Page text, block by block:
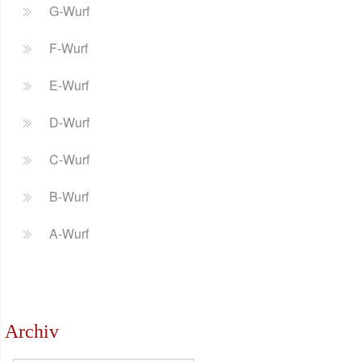
G-Wurf
F-Wurf
E-Wurf
D-Wurf
C-Wurf
B-Wurf
A-Wurf
Archiv